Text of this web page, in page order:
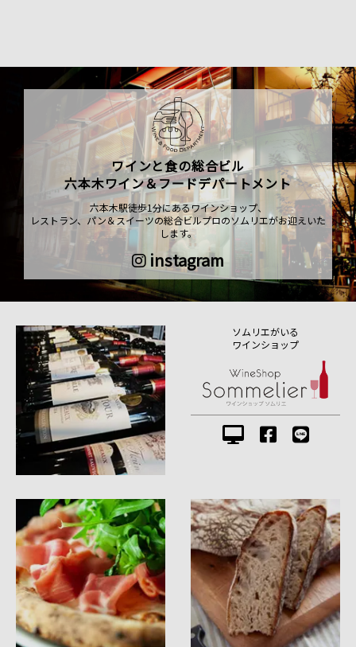
ワインと食の総合ビル
六本木ワイン＆フードデパートメント
六本木駅徒歩1分にあるワインショップ、
レストラン、パン＆スイーツの総合ビルプロのソムリエがお迎えいた
します。
instagram
ソムリエがいる
ワインショップ